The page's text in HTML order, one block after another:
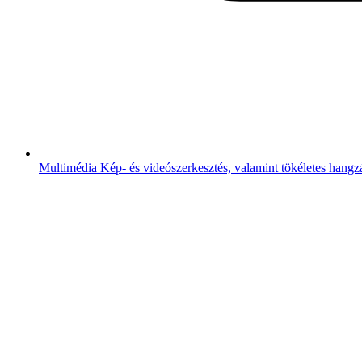
Multimédia Kép- és videószerkesztés, valamint tökéletes